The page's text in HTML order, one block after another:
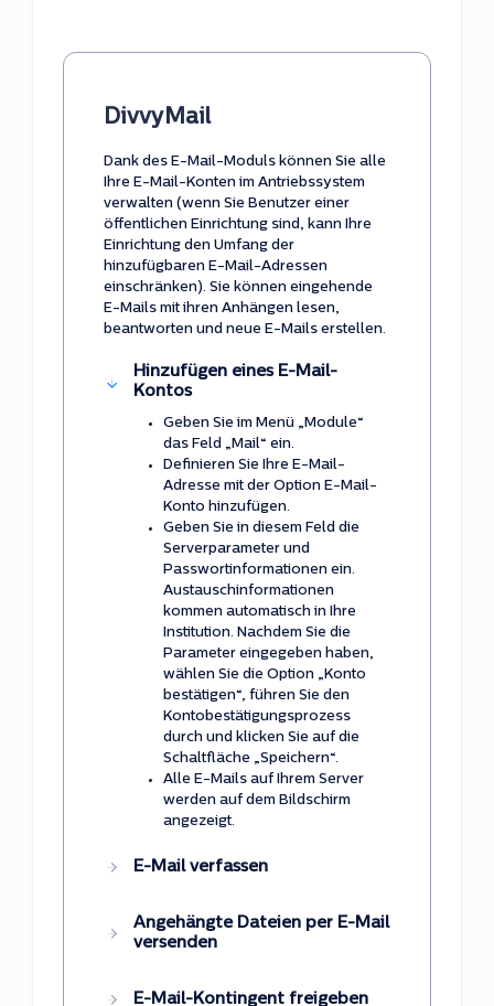
DivvyMail
Dank des E-Mail-Moduls können Sie alle
Ihre E-Mail-Konten im Antriebssystem
verwalten (wenn Sie Benutzer einer
öffentlichen Einrichtung sind, kann Ihre
Einrichtung den Umfang der
hinzufügbaren E-Mail-Adressen
einschränken). Sie können eingehende
E-Mails mit ihren Anhängen lesen,
beantworten und neue E-Mails erstellen.
Hinzufügen eines E-Mail-
Kontos
Geben Sie im Menü „Module“
das Feld „Mail“ ein.
Definieren Sie Ihre E-Mail-
Adresse mit der Option E-Mail-
Konto hinzufügen.
Geben Sie in diesem Feld die
Serverparameter und
Passwortinformationen ein.
Austauschinformationen
kommen automatisch in Ihre
Institution. Nachdem Sie die
Parameter eingegeben haben,
wählen Sie die Option „Konto
bestätigen“, führen Sie den
Kontobestätigungsprozess
durch und klicken Sie auf die
Schaltfläche „Speichern“.
Alle E-Mails auf Ihrem Server
werden auf dem Bildschirm
angezeigt.
E-Mail verfassen
Angehängte Dateien per E-Mail
versenden
E-Mail-Kontingent freigeben